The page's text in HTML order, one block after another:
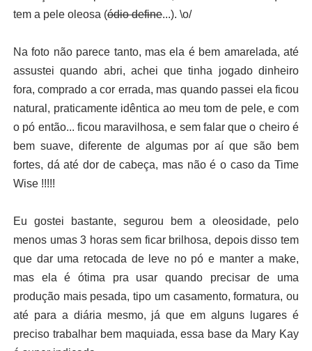
tem a pele oleosa (ódio define...). \o/
Na foto não parece tanto, mas ela é bem amarelada, até
assustei quando abri, achei que tinha jogado dinheiro
fora, comprado a cor errada, mas quando passei ela ficou
natural, praticamente idêntica ao meu tom de pele, e com
o pó então... ficou maravilhosa, e sem falar que o cheiro é
bem suave, diferente de algumas por aí que são bem
fortes, dá até dor de cabeça, mas não é o caso da Time
Wise !!!!!
Eu gostei bastante, segurou bem a oleosidade, pelo
menos umas 3 horas sem ficar brilhosa, depois disso tem
que dar uma retocada de leve no pó e manter a make,
mas ela é ótima pra usar quando precisar de uma
produção mais pesada, tipo um casamento, formatura, ou
até para a diária mesmo, já que em alguns lugares é
preciso trabalhar bem maquiada, essa base da Mary Kay